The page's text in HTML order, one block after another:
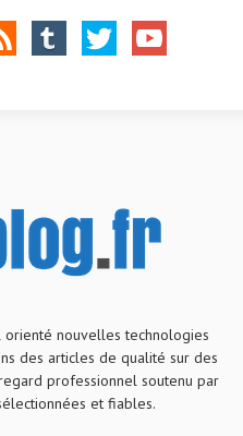
nouvelles technologies
des articles de qualité sur des
professionnel soutenu par
et fiables.